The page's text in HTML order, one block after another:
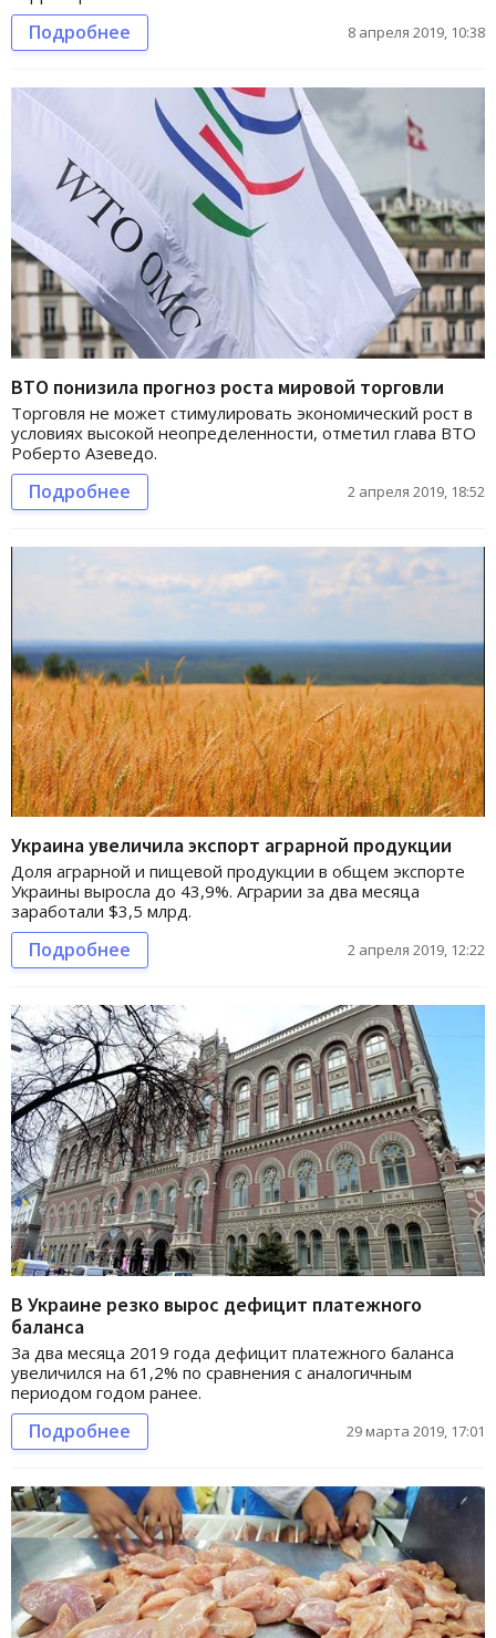
Подробнее 8 апреля 2019, 10:38
ВТО понизила прогноз роста мировой торговли
Торговля не может стимулировать экономический рост в
условиях высокой неопределенности, отметил глава ВТО
Роберто Азеведо.
Подробнее 2 апреля 2019, 18:52
Украина увеличила экспорт аграрной продукции
Доля аграрной и пищевой продукции в общем экспорте
Украины выросла до 43,9%. Аграрии за два месяца
заработали $3,5 млрд.
Подробнее 2 апреля 2019, 12:22
В Украине резко вырос дефицит платежного
баланса
За два месяца 2019 года дефицит платежного баланса
увеличился на 61,2% по сравнения с аналогичным
периодом годом ранее.
Подробнее 29 марта 2019, 17:01